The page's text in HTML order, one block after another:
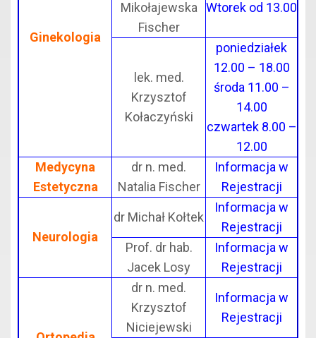
Ginekologia
Mikołajewska
Fischer
Wtorek od 13.00
lek. med.
Krzysztof
Kołaczyński
poniedziałek
12.00 – 18.00
środa 11.00 –
14.00
czwartek 8.00 –
12.00
Medycyna
Estetyczna
dr n. med.
Natalia Fischer
Informacja w
Rejestracji
Neurologia
dr Michał Kołtek
Informacja w
Rejestracji
Prof. dr hab.
Jacek Losy
Informacja w
Rejestracji
dr n. med.
Krzysztof
Niciejewski
Informacja w
Rejestracji